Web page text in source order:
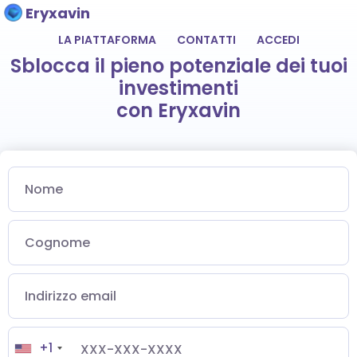
Eryxavin
LA PIATTAFORMA CONTATTI ACCEDI
Sblocca il pieno potenziale dei tuoi
investimenti
con Eryxavin
+1